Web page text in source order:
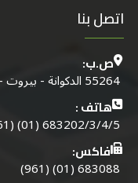
اتصل بنا
ص.ب:
55264 الدكوانة - بيروت - لبنــان
هاتف :
683202/3/4/5 (01) (961)
فاكس:
683088 (01) (961)